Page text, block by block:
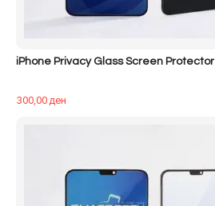
iPhone Privacy Glass Screen Protector
300,00ден